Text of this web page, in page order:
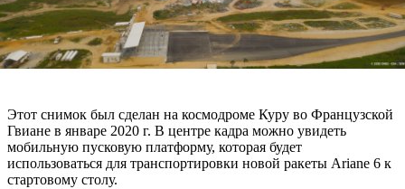
Этот снимок был сделан на космодроме Куру во Французской
Гвиане в январе 2020 г. В центре кадра можно увидеть
мобильную пусковую платформу, которая будет
использоваться для транспортировки новой ракеты Ariane 6 к
стартовому столу.